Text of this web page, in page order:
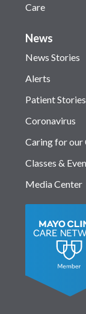
Care
News
News Stories
Alerts
Patient Stories
Coronavirus
Caring for our
Classes &
Media Center